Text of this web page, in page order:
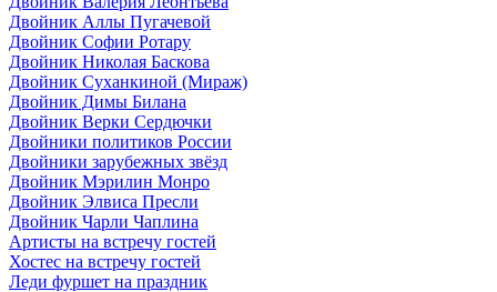
Двойник Аллы Пугачевой
Двойник Софии Ротару
Двойник Николая Баскова
Двойник Суханкиной (Мираж)
Двойник Димы Билана
Двойник Верки Сердючки
Двойники политиков России
Двойники зарубежных звёзд
Двойник Мэрилин Монро
Двойник Элвиса Пресли
Двойник Чарли Чаплина
Артисты на встречу гостей
Хостес на встречу гостей
Леди фуршет на праздник